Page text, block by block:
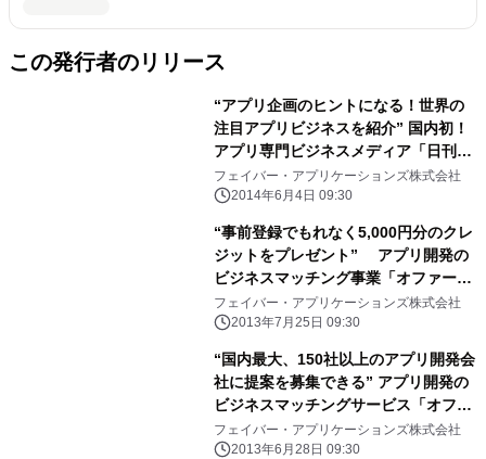
この発行者のリリース
“アプリ企画のヒントになる！世界の
注目アプリビジネスを紹介” 国内初！
アプリ専門ビジネスメディア「日刊セ
カイのアプリ」リリース
フェイバー・アプリケーションズ株式会社
2014年6月4日 09:30
“事前登録でもれなく5,000円分のクレ
ジットをプレゼント” アプリ開発の
ビジネスマッチング事業「オファーミ
ー」が フリーランス向け新サービスを
開始！
フェイバー・アプリケーションズ株式会社
2013年7月25日 09:30
“国内最大、150社以上のアプリ開発会
社に提案を募集できる” アプリ開発の
ビジネスマッチングサービス「オファ
ーミー」の 正式版リリース！
フェイバー・アプリケーションズ株式会社
2013年6月28日 09:30